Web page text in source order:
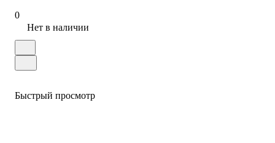
0
Нет в наличии
Быстрый просмотр